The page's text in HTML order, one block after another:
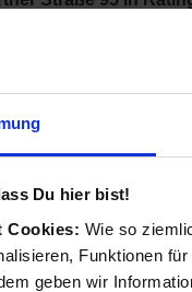
Du hier bist!
Cookies: Wie so
Funktionen
geben wir
unter anderem für
Du kannst dort
Kategorien: